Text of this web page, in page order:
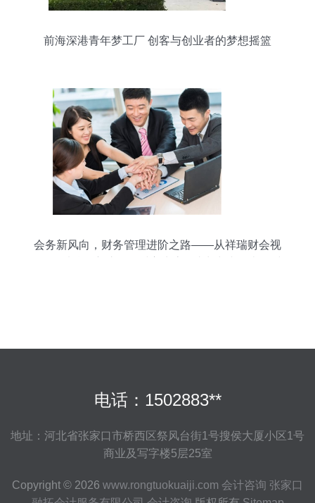
前海深港青年梦工厂 创客与创业者的梦想摇篮
会务新风向，财务管理进阶之路——从祥瑞财会视
电话：1502883**
地址：河北省张家口市桥西区祭风台街1号搜侯大厦小区1号
商业及写字楼5层25室
Copyright © 2026 www.rongtuokuaiji.com 会计咨询 张家口